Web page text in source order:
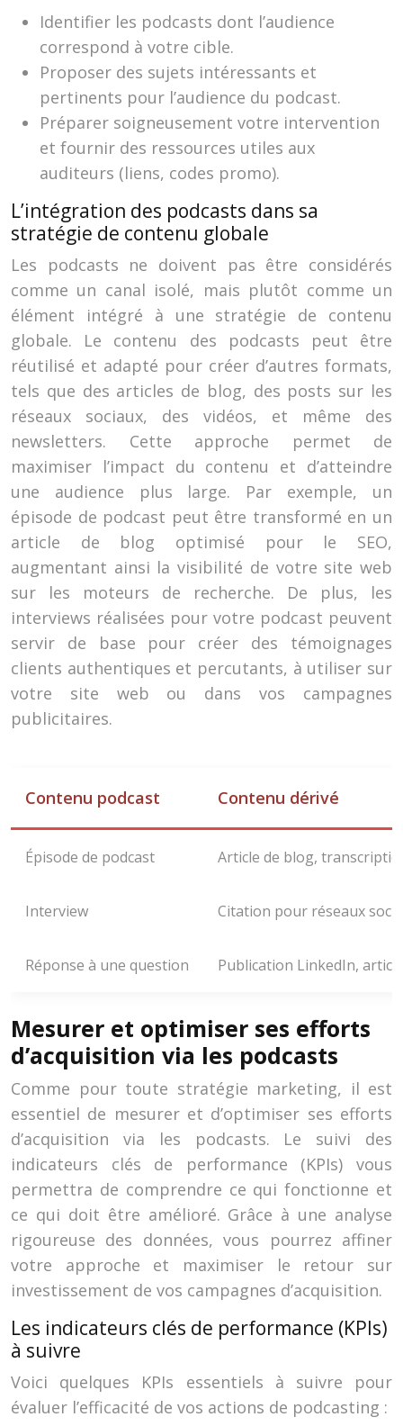
Identifier les podcasts dont l’audience
correspond à votre cible.
Proposer des sujets intéressants et
pertinents pour l’audience du podcast.
Préparer soigneusement votre intervention
et fournir des ressources utiles aux
auditeurs (liens, codes promo).
L’intégration des podcasts dans sa
stratégie de contenu globale
Les podcasts ne doivent pas être considérés
comme un canal isolé, mais plutôt comme un
élément intégré à une stratégie de contenu
globale. Le contenu des podcasts peut être
réutilisé et adapté pour créer d’autres formats,
tels que des articles de blog, des posts sur les
réseaux sociaux, des vidéos, et même des
newsletters. Cette approche permet de
maximiser l’impact du contenu et d’atteindre
une audience plus large. Par exemple, un
épisode de podcast peut être transformé en un
article de blog optimisé pour le SEO,
augmentant ainsi la visibilité de votre site web
sur les moteurs de recherche. De plus, les
interviews réalisées pour votre podcast peuvent
servir de base pour créer des témoignages
clients authentiques et percutants, à utiliser sur
votre site web ou dans vos campagnes
publicitaires.
Contenu podcast Contenu dérivé
Épisode de podcast Article de blog,
Interview Citation pour réseaux
Réponse à une question Publication LinkedIn,
Mesurer et optimiser ses efforts
d’acquisition via les podcasts
Comme pour toute stratégie marketing, il est
essentiel de mesurer et d’optimiser ses efforts
d’acquisition via les podcasts. Le suivi des
indicateurs clés de performance (KPIs) vous
permettra de comprendre ce qui fonctionne et
ce qui doit être amélioré. Grâce à une analyse
rigoureuse des données, vous pourrez affiner
votre approche et maximiser le retour sur
investissement de vos campagnes d’acquisition.
Les indicateurs clés de performance (KPIs)
à suivre
Voici quelques KPIs essentiels à suivre pour
évaluer l’efficacité de vos actions de podcasting :